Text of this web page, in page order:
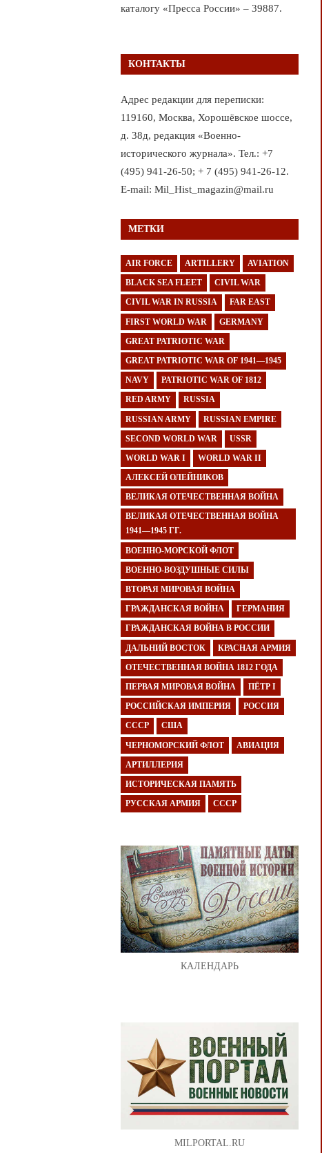
каталогу «Пресса России» – 39887.
КОНТАКТЫ
Адрес редакции для переписки:
119160, Москва, Хорошёвское шоссе,
д. 38д, редакция «Военно-
исторического журнала». Тел.: +7
(495) 941-26-50; + 7 (495) 941-26-12.
E-mail: Mil_Hist_magazin@mail.ru
МЕТКИ
AIR FORCE ARTILLERY AVIATION
BLACK SEA FLEET CIVIL WAR
CIVIL WAR IN RUSSIA FAR EAST
FIRST WORLD WAR GERMANY
GREAT PATRIOTIC WAR
GREAT PATRIOTIC WAR OF 1941—1945
NAVY PATRIOTIC WAR OF 1812
RED ARMY RUSSIA
RUSSIAN ARMY RUSSIAN EMPIRE
SECOND WORLD WAR USSR
WORLD WAR I WORLD WAR II
АЛЕКСЕЙ ОЛЕЙНИКОВ
ВЕЛИКАЯ ОТЕЧЕСТВЕННАЯ ВОЙНА
ВЕЛИКАЯ ОТЕЧЕСТВЕННАЯ ВОЙНА
1941—1945 ГГ.
ВОЕННО-МОРСКОЙ ФЛОТ
ВОЕННО-ВОЗДУШНЫЕ СИЛЫ
ВТОРАЯ МИРОВАЯ ВОЙНА
ГРАЖДАНСКАЯ ВОЙНА ГЕРМАНИЯ
ГРАЖДАНСКАЯ ВОЙНА В РОССИИ
ДАЛЬНИЙ ВОСТОК КРАСНАЯ АРМИЯ
ОТЕЧЕСТВЕННАЯ ВОЙНА 1812 ГОДА
ПЕРВАЯ МИРОВАЯ ВОЙНА ПЁТР I
РОССИЙСКАЯ ИМПЕРИЯ РОССИЯ
СССР США
ЧЕРНОМОРСКИЙ ФЛОТ АВИАЦИЯ
АРТИЛЛЕРИЯ
ИСТОРИЧЕСКАЯ ПАМЯТЬ
РУССКАЯ АРМИЯ СССР
КАЛЕНДАРЬ
MILPORTAL.RU